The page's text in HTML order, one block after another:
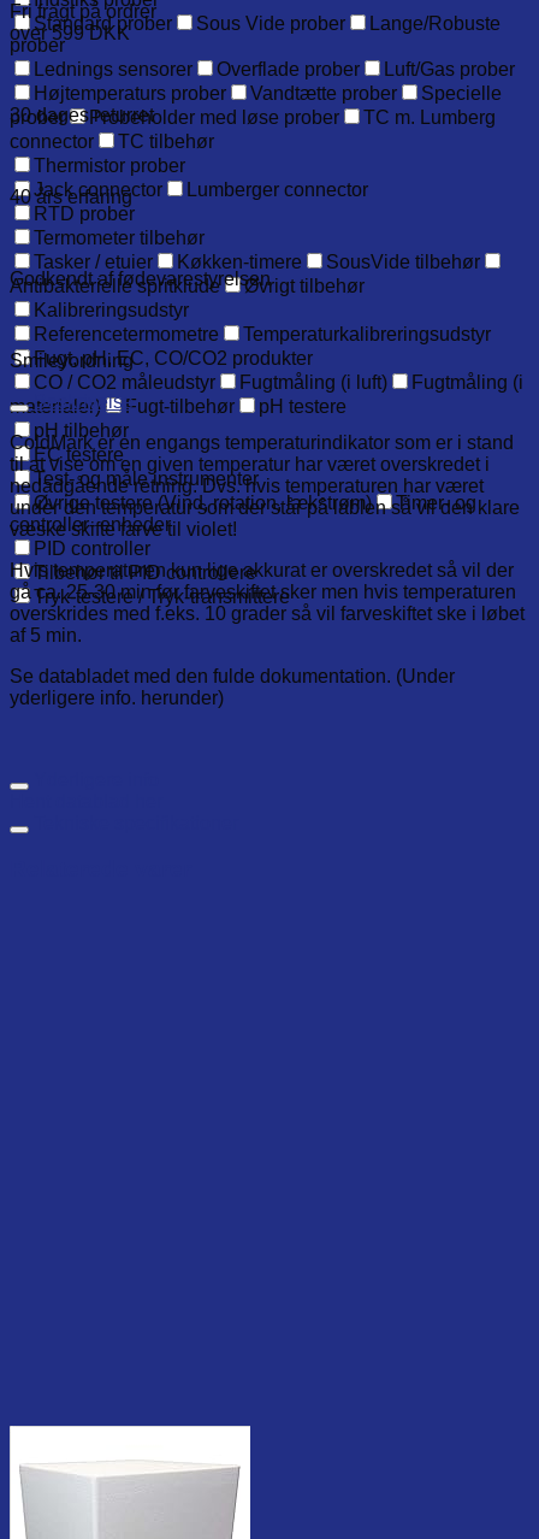
Standard prober
Sous Vide prober
Lange/Robuste
prober
Lednings sensorer
Overflade prober
Luft/Gas prober
Højtemperaturs prober
Vandtætte prober
Specielle
prober
Probeholder med løse prober
TC m. Lumberg
connector
TC tilbehør
Thermistor prober
Jack connector
Lumberger connector
RTD prober
Termometer tilbehør
Tasker / etuier
Køkken-timere
SousVide tilbehør
Antibakterielle spritklude
Øvrigt tilbehør
Kalibreringsudstyr
Referencetermometre
Temperaturkalibreringsudstyr
Fugt, pH, EC, CO/CO2 produkter
CO / CO2 måleudstyr
Fugtmåling (i luft)
Fugtmåling (i
materialer)
Fugt-tilbehør
pH testere
pH tilbehør
EC testere
Test- og måle instrumenter
Øvrige testere (Vind, rotation, lækstrøm)
Timer- og
controller- enheder
PID controller
Tilbehør til PID controllere
Tryk-testere / Tryk-transmittere
Fri fragt på ordrer
over 599 DKK
30 dages returret
40 års erfaring
Godkendt af fødevarestyrelsen
Smileyordning
Beskrivelse
ColdMark er en engangs temperaturindikator som er i stand
til at vise om en given temperatur har været overskredet i
nedadgående retning. Dvs. hvis temperaturen har været
under den temperatur som der står på lablen så vil den klare
væske skifte farve til violet!
Hvis temperaturen kun lige akkurat er overskredet så vil der
gå ca. 25-30 min før farveskiftet sker men hvis temperaturen
overskrides med f.eks. 10 grader så vil farveskiftet ske i løbet
af 5 min.
Se databladet med den fulde dokumentation. (Under
yderligere info. herunder)